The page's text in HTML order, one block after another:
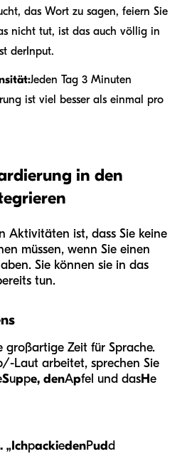
das Wort zu sagen, feiern Sie
nicht tut, ist das auch völlig in
derInput.
Jeden Tag 3 Minuten
ist viel besser als einmal pro
in den
Aktivitäten ist, dass Sie keine
müssen, wenn Sie einen
Sie können sie in das
tun.
großartige Zeit für Sprache.
Laut arbeitet, sprechen Sie
Suppe, denApfel und dasHe
„IchpackiedenPudd